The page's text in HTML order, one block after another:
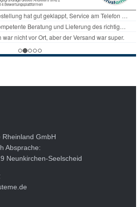
Rheinland GmbH
Absprache:
Neunkirchen-Seelscheid